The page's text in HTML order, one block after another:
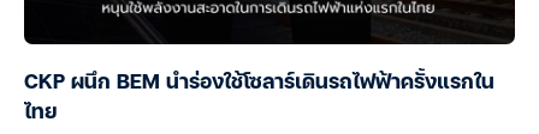
CKP ผนึก BEM นำร่องใช้โซลาร์เดินรถไฟฟ้าครั้งแรกใน
ไทย